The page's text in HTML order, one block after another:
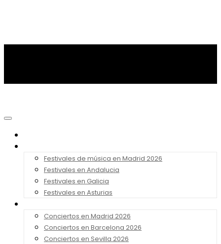
Festivales de música en Madrid 2026
Festivales en Andalucia
Festivales en Galicia
Festivales en Asturias
Conciertos en Madrid 2026
Conciertos en Barcelona 2026
Conciertos en Sevilla 2026